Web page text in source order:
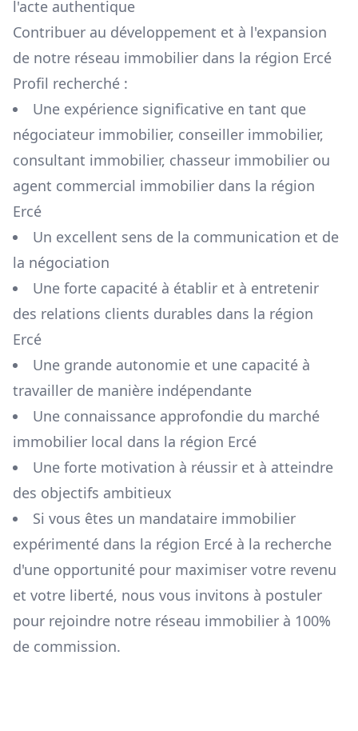
l'acte authentique
Contribuer au développement et à l'expansion
de notre réseau immobilier dans la région Ercé
Profil recherché :
Une expérience significative en tant que
négociateur immobilier, conseiller immobilier,
consultant immobilier, chasseur immobilier ou
agent commercial immobilier dans la région
Ercé
Un excellent sens de la communication et de
la négociation
Une forte capacité à établir et à entretenir
des relations clients durables dans la région
Ercé
Une grande autonomie et une capacité à
travailler de manière indépendante
Une connaissance approfondie du marché
immobilier local dans la région Ercé
Une forte motivation à réussir et à atteindre
des objectifs ambitieux
Si vous êtes un mandataire immobilier
expérimenté dans la région Ercé à la recherche
d'une opportunité pour maximiser votre revenu
et votre liberté, nous vous invitons à postuler
pour rejoindre notre réseau immobilier à 100%
de commission.